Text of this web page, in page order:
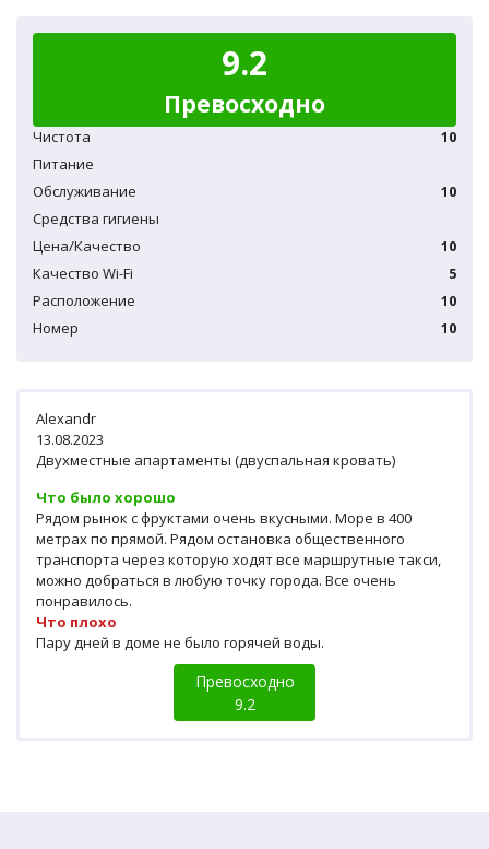
9.2
Превосходно
Чистота
10
Питание
Обслуживание
10
Средства гигиены
Цена/Качество
10
Качество Wi-Fi
5
Расположение
10
Номер
10
Alexandr
13.08.2023
Двухместные апартаменты (двуспальная кровать)
Что было хорошо
Рядом рынок с фруктами очень вкусными. Море в 400
метрах по прямой. Рядом остановка общественного
транспорта через которую ходят все маршрутные такси,
можно добраться в любую точку города. Все очень
понравилось.
Что плохо
Пару дней в доме не было горячей воды.
Превосходно
9.2